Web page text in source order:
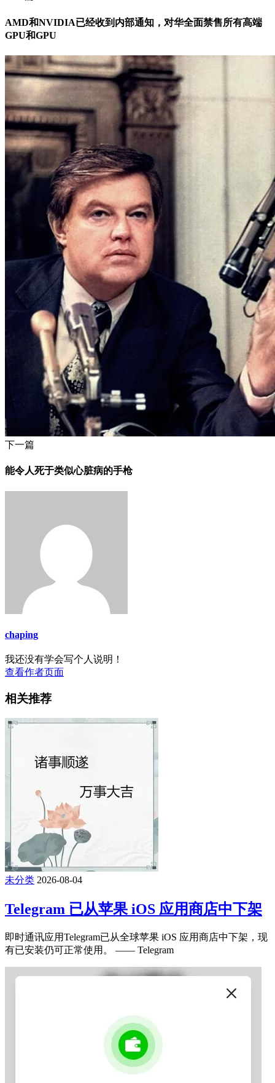
AMD和NVIDIA已经收到内部通知，对华全面禁售所有高端
GPU和GPU
下一篇
能令人死于类似心脏病的手枪
chaping
我还没有学会写个人说明！
查看作者页面
相关推荐
未分类 2026-08-04
Telegram 已从苹果 iOS 应用商店中下架
即时通讯应用Telegram已从全球苹果 iOS 应用商店中下架，现
有已安装仍可正常使用。 —— Telegram